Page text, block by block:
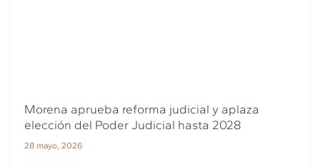
Morena aprueba reforma judicial y aplaza
elección del Poder Judicial hasta 2028
28 mayo, 2026